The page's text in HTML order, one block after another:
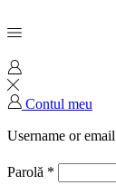
Contul meu
Username or email
Parolă *